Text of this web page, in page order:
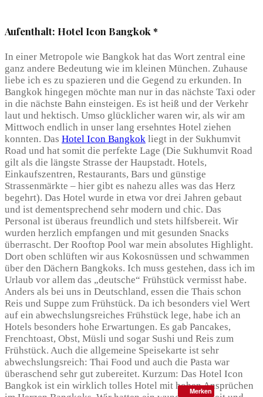
Aufenthalt: Hotel Icon Bangkok *
In einer Metropole wie Bangkok hat das Wort zentral eine
ganz andere Bedeutung wie im kleinen München. Zuhause
liebe ich es zu spazieren und die Gegend zu erkunden. In
Bangkok hingegen möchte man nur in das nächste Taxi oder
in die nächste Bahn einsteigen. Es ist heiß und der Verkehr
laut und hektisch. Umso glücklicher waren wir, als wir am
Mittwoch endlich in unser lang ersehntes Hotel ziehen
konnten. Das Hotel Icon Bangkok liegt in der Sukhumvit
Road und hat somit die perfekte Lage (Die Sukhumvit Road
gilt als die längste Strasse der Haupstadt. Hotels,
Einkaufszentren, Restaurants, Bars und günstige
Strassenmärkte – hier gibt es nahezu alles was das Herz
begehrt). Das Hotel wurde in etwa vor drei Jahren gebaut
und ist dementsprechend sehr modern und chic. Das
Personal ist überaus freundlich und stets hilfsbereit. Wir
wurden herzlich empfangen und mit gesunden Snacks
überrascht. Der Rooftop Pool war mein absolutes Highlight.
Dort oben schlüften wir aus Kokosnüssen und schwammen
über den Dächern Bangkoks. Ich muss gestehen, dass ich im
Urlaub vor allem das „deutsche“ Frühstück vermisst habe.
Anders als bei uns in Deutschland, essen die Thais schon
Reis und Suppe zum Frühstück. Da ich besonders viel Wert
auf ein abwechslungsreiches Frühstück lege, habe ich an
Hotels besonders hohe Erwartungen. Es gab Pancakes,
Frenchtoast, Obst, Müsli und sogar Sushi und Reis zum
Frühstück. Auch die allgemeine Speisekarte ist sehr
abwechslungsreich: Thai Food und auch die Pasta war
überaschend sehr gut zubereitet. Kurzum: Das Hotel Icon
Bangkok ist ein wirklich tolles Hotel mit hohen Ansprüchen
Merken